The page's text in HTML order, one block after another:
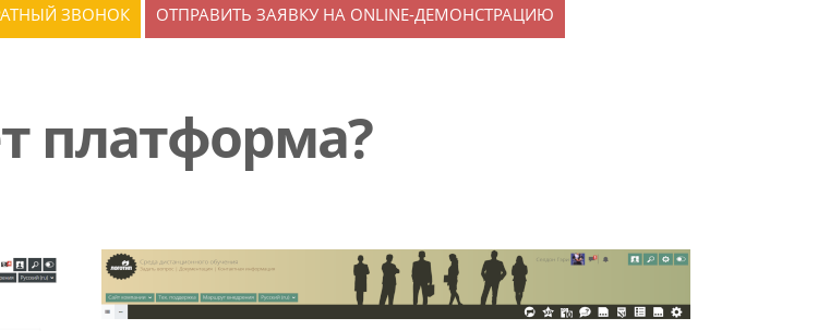
ЗВОНОК ОТПРАВИТЬ ЗАЯВКУ НА ONLINE-ДЕМОНСТРАЦИЮ
платформа?